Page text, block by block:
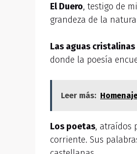
El Duero, testigo de
grandeza de la
Las aguas cristalinas
donde la poesía
Leer más:
Los poetas, atraídos
corriente. Sus